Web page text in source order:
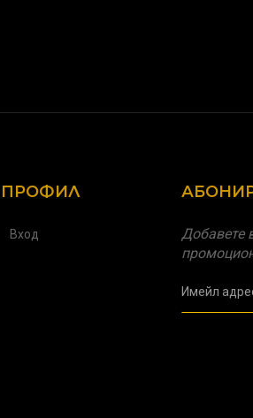
ПРОФИЛ
Вход
Добавете